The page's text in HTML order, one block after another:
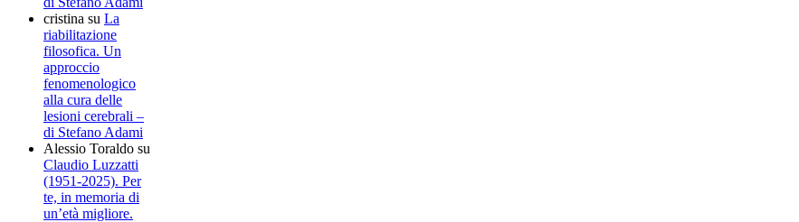
cristina su La
riabilitazione
filosofica. Un
approccio
fenomenologico
alla cura delle
lesioni cerebrali –
di Stefano Adami
Alessio Toraldo su
Claudio Luzzatti
(1951-2025). Per
te, in memoria di
un’età migliore.